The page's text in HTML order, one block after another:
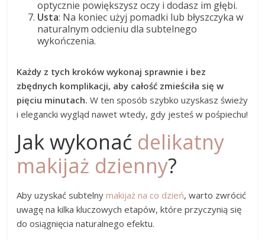
optycznie powiększysz oczy i dodasz im głębi.
Usta: Na koniec użyj pomadki lub błyszczyka w
naturalnym odcieniu dla subtelnego
wykończenia.
Każdy z tych kroków wykonaj sprawnie i bez
zbędnych komplikacji, aby całość zmieściła się w
pięciu minutach. W ten sposób szybko uzyskasz świeży
i elegancki wygląd nawet wtedy, gdy jesteś w pośpiechu!
Jak wykonać delikatny
makijaż dzienny?
Aby uzyskać subtelnymakijaż na co dzień, warto zwrócić
uwagę na kilka kluczowych etapów, które przyczynią się
do osiągnięcia naturalnego efektu.